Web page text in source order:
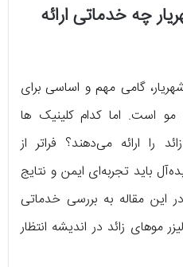
چه خدماتی ارائه
گامی مهم و اساسی برای
است. اما کدام کلینیک ها
را ارائه می‌دهند؟ فراتر از
باید تجربه‌ای ایمن و نتایج
مقاله به بررسی خدماتی
موهای زائد در اندیشه انتظار